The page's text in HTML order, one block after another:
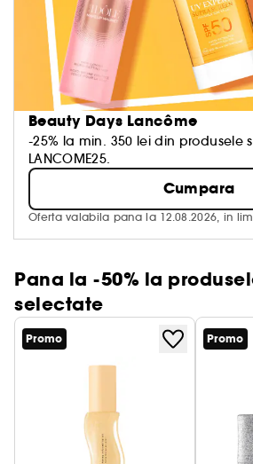
Beauty Days Lancôme
-25% la min. 350 lei din produsele
LANCOME25.
Cumpara
Oferta valabila pana la 12.08.2026, in
Pana la -50% la
selectate
Promo Promo